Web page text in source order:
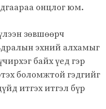
онцлог юм.
зөвшөөрч
эхний алхамыг
байх үед гэр
боломжтой гэдгийг
итгэх итгэл бүр